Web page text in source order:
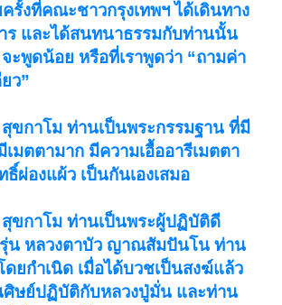
รั้งที่คณะชาวกรุงเทพฯ ได้เดินทาง
ร และได้สนทนาธรรมกับท่านนั้น
ะพูดน้อย หรือที่เราพูดว่า “ถามค่า
ว”
ขกาโม ท่านเป็นพระกรรมฐาน ที่มี
มตตามาก มีความเอื้ออารีเมตตา
ผ่องแผ้ว เป็นกันเองเสมอ
ขกาโม ท่านเป็นพระผู้ปฏิบัติดี
น หลวงตาบัว ญาณสัมปันโน ท่าน
ยกําเนิด เมื่อได้บวชเป็นสงฆ์แล้ว
ศิษย์ปฏิบัติกับหลวงปู่มั่น และท่าน